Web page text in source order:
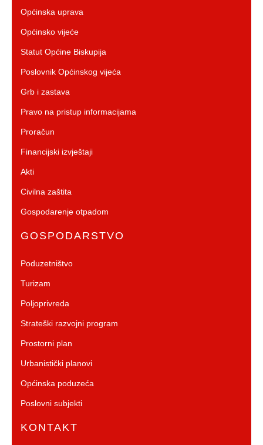
Općinska uprava
Općinsko vijeće
Statut Općine Biskupija
Poslovnik Općinskog vijeća
Grb i zastava
Pravo na pristup informacijama
Proračun
Financijski izvještaji
Akti
Civilna zaštita
Gospodarenje otpadom
GOSPODARSTVO
Poduzetništvo
Turizam
Poljoprivreda
Strateški razvojni program
Prostorni plan
Urbanistički planovi
Općinska poduzeća
Poslovni subjekti
KONTAKT